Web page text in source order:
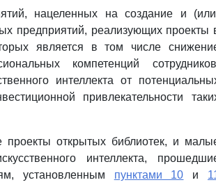
нацеленных на создание и
предприятий, реализующих проекты
является в том числе
компетенций
интеллекта от
привлекательности
проекты открытых библиотек, и
интеллекта,
установленным пунктами 10 и